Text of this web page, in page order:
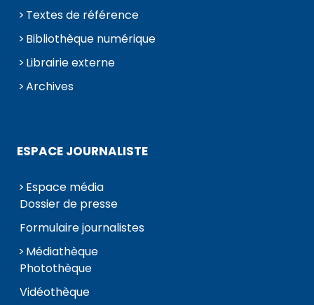
Textes de référence
Bibliothèque numérique
Librairie externe
Archives
ESPACE JOURNALISTE
Espace média
Dossier de presse
Formulaire journalistes
Médiathèque
Photothèque
Vidéothèque